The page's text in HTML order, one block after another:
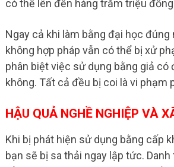
có thể lên đến hàng trăm triệu
Ngay cả khi làm bằng đại học đúng
không hợp pháp vẫn có thể bị xử
phân biệt việc sử dụng bằng giả có
không. Tất cả đều bị coi là vi phạm
HẬU QUẢ NGHỀ NGHIỆP VÀ
Khi bị phát hiện sử dụng bằng cấp
bạn sẽ bị sa thải ngay lập tức.